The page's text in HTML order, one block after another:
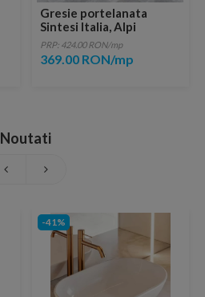
Gresie portelanata
Sintesi Italia, Alpi
Muretto Grigio 60x20
cm
PRP: 424.00 RON/mp
369.00 RON/mp
Noutati
-41%